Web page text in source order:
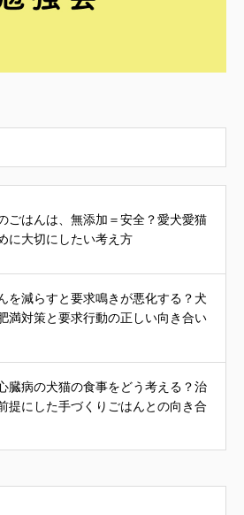
ごはんは、無添加＝安全？愛犬愛猫
に大切にしたい考え方
を減らすと要求鳴きが悪化する？犬
満対策と要求行動の正しい向き合い
臓病の犬猫の食事をどう考える？治
提にした手づくりごはんとの向き合